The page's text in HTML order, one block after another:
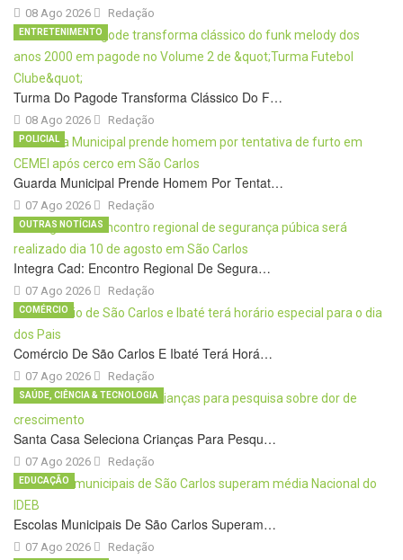
08 Ago 2026 Redação
Turma Do Pagode Transforma Clássico Do F…
08 Ago 2026
ENTRETENIMENTO
Redação
Guarda Municipal Prende Homem Por Tentat…
07 Ago 2026
POLICIAL
Redação
Integra Cad: Encontro Regional De Segura…
07 Ago 2026
OUTRAS NOTÍCIAS
Redação
Comércio De São Carlos E Ibaté Terá Horá…
07 Ago 2026
COMÉRCIO
Redação
Santa Casa Seleciona Crianças Para Pesqu…
07 Ago 2026
SAÚDE, CIÊNCIA & TECNOLOGIA
Redação
Escolas Municipais De São Carlos Superam…
07 Ago 2026
EDUCAÇÃO
Redação